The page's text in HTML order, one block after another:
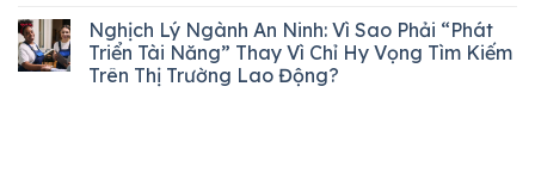
Nghịch Lý Ngành An Ninh: Vì Sao Phải “Phát
Triển Tài Năng” Thay Vì Chỉ Hy Vọng Tìm Kiếm
Trên Thị Trường Lao Động?